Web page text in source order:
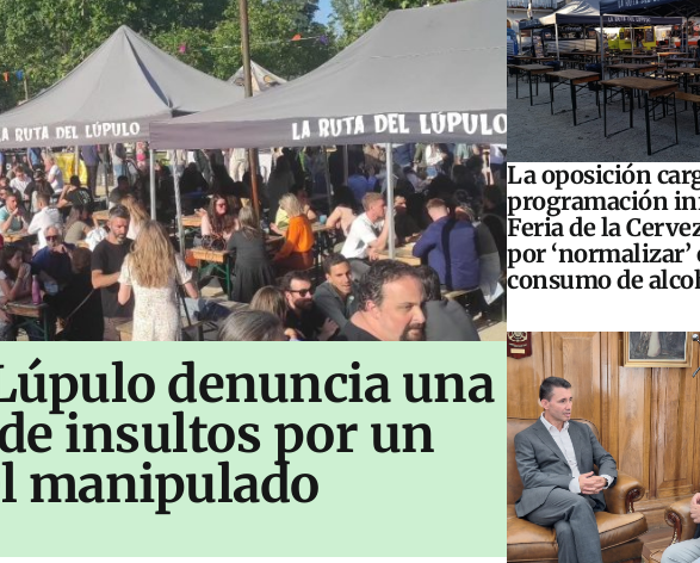
denuncia una
insultos por un
manipulado
La oposición
programación
Feria de la
por ‘normalizar’
consumo de